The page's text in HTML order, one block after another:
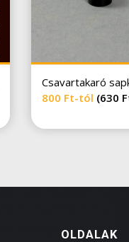
Csavartakaró
800 Ft-tól (630
OLDALAK